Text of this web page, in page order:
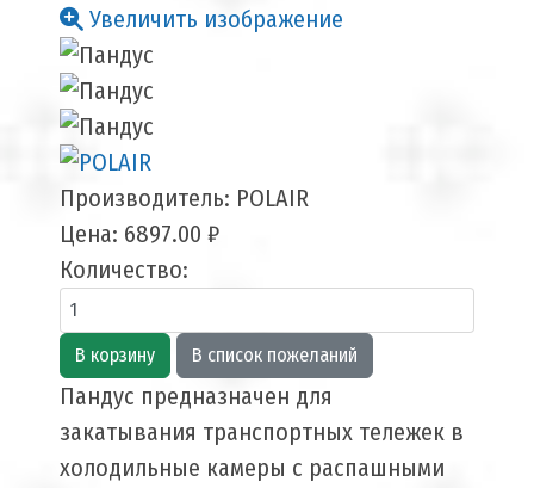
Увеличить изображение
Производитель: POLAIR
Цена: 6897.00 ₽
Количество:
Пандус предназначен для
закатывания транспортных тележек в
холодильные камеры с распашными